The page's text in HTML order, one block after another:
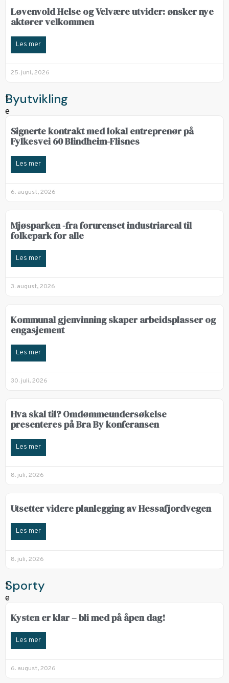
Løvenvold Helse og Velvære utvider: ønsker nye
aktører velkommen
Les mer
25. juni, 2026
Byutvikling
Signerte kontrakt med lokal entreprenør på
Fylkesvei 60 Blindheim-Flisnes
Les mer
6. august, 2026
Mjøsparken -fra forurenset industriareal til
folkepark for alle
Les mer
3. august, 2026
Kommunal gjenvinning skaper arbeidsplasser og
engasjement
Les mer
30. juli, 2026
Hva skal til? Omdømmeundersøkelse
presenteres på Bra By konferansen
Les mer
8. juli, 2026
Utsetter videre planlegging av Hessafjordvegen
Les mer
8. juli, 2026
Sporty
Kysten er klar – bli med på åpen dag!
Les mer
6. august, 2026